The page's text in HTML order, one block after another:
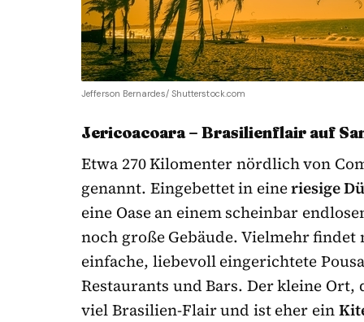
Jefferson Bernardes/ Shutterstock.com
Jericoacoara – Brasilienflair auf
Etwa 270 Kilomenter nördlich von
genannt. Eingebettet in eineriesige
eine Oase an einem scheinbar
noch große Gebäude. Vielmehr
einfache, liebevoll eingerichtete
Restaurants und Bars. Der kleine
viel Brasilien-Flair und ist eher ein